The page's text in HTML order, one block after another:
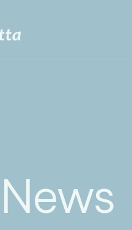
News